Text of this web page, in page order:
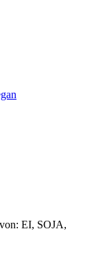
EI, SOJA,